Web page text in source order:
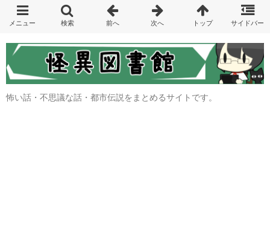
怖い話・不思議な話・都市伝説をまとめるサイトです。